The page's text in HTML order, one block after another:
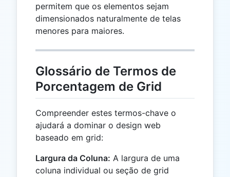
permitem que os elementos sejam
dimensionados naturalmente de telas
menores para maiores.
Glossário de Termos de
Porcentagem de Grid
Compreender estes termos-chave o
ajudará a dominar o design web
baseado em grid:
Largura da Coluna: A largura de uma
coluna individual ou seção de grid